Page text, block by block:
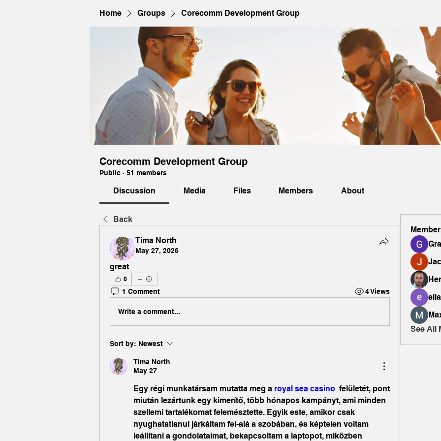
Home Groups Corecomm Development Group
Corecomm Development Group
Public · 51 members
Discussion Media Files Members About
Back
Tima North
May 27, 2026
great
0
1 Comment 4 Views
Write a comment...
Sort by: Newest
Tima North
May 27
Egy régi munkatársam mutatta meg a royal sea casino felületét, pont
miután lezártunk egy kimerítő, több hónapos kampányt, ami minden
szellemi tartalékomat felemésztette. Egyik este, amikor csak
nyughatatlanul járkáltam fel-alá a szobában, és képtelen voltam
leállítani a gondolataimat, bekapcsoltam a laptopot, miközben
ella
See All